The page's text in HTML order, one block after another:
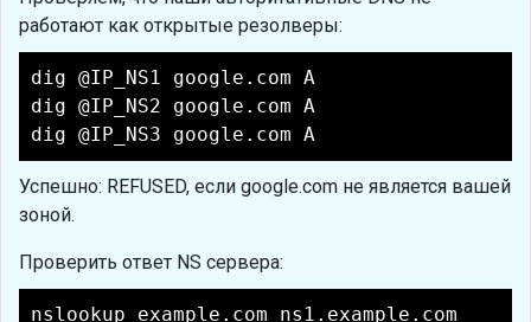
работают как открытые резолверы:
dig @IP_NS1 google.com A
dig @IP_NS2 google.com A
dig @IP_NS3 google.com A
Успешно: REFUSED, если google.com не является вашей
зоной.
Проверить ответ NS сервера:
nslookup example.com ns1.example.com